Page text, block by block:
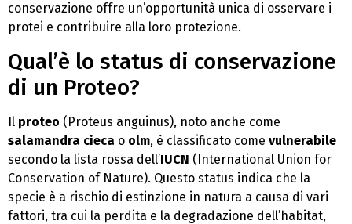
conservazione offre un’opportunità unica di osservare i
protei e contribuire alla loro protezione.
Qual’è lo status di conservazione
di un Proteo?
Il proteo (Proteus anguinus), noto anche come
salamandra cieca o olm, è classificato come vulnerabile
secondo la lista rossa dell’IUCN (International Union for
Conservation of Nature). Questo status indica che la
specie è a rischio di estinzione in natura a causa di vari
fattori, tra cui la perdita e la degradazione dell’habitat,